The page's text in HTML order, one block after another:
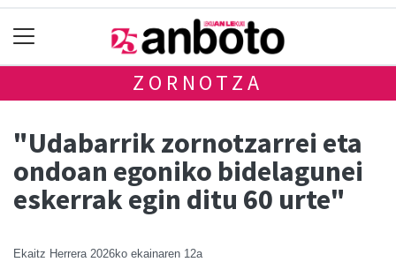
ZORNOTZA
"Udabarrik zornotzarrei eta
ondoan egoniko bidelagunei
eskerrak egin ditu 60 urte"
Ekaitz Herrera 2026ko ekainaren 12a